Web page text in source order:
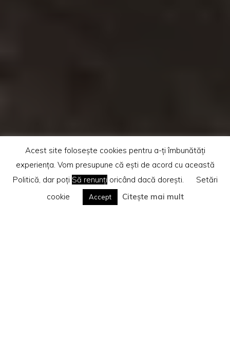
HomeRecenzii cărti
Acest site folosește cookies pentru a-ți îmbunătăți
experiența. Vom presupune că ești de acord cu această
Politică, dar poți Să renunți oricând dacă dorești.
Setări
cookie
Accept Citește mai mult